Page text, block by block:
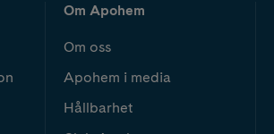
Om Apohem
Om oss
Apohem i media
Hållbarhet